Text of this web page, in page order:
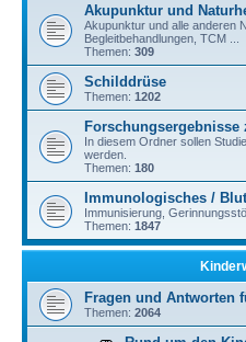
Akupunktur und
Akupunktur und alle anderen
Begleitbehandlungen, TCM ...
Themen: 309
Schilddrüse
Themen: 1202
In diesem Ordner sollen
werden.
Themen: 180
Immunologisches /
Immunisierung,
Themen: 1847
Fragen und Antworten
Themen: 2064